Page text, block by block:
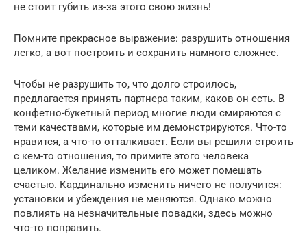
не стоит губить из-за этого свою жизнь!
Помните прекрасное выражение: разрушить отношения
легко, а вот построить и сохранить намного сложнее.
Чтобы не разрушить то, что долго строилось,
предлагается принять партнера таким, каков он есть. В
конфетно-букетный период многие люди смиряются с
теми качествами, которые им демонстрируются. Что-то
нравится, а что-то отталкивает. Если вы решили строить
с кем-то отношения, то примите этого человека
целиком. Желание изменить его может помешать
счастью. Кардинально изменить ничего не получится:
установки и убеждения не меняются. Однако можно
повлиять на незначительные повадки, здесь можно
что-то поправить.